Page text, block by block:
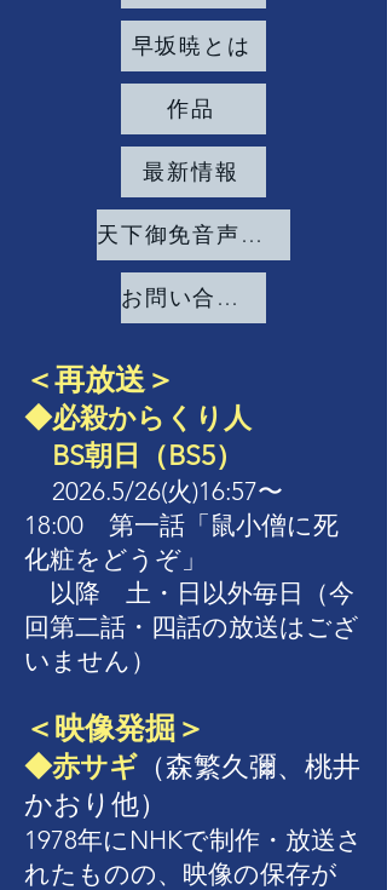
早坂暁とは
作品
最新情報
天下御免音声発掘
お問い合わせ
＜再放送＞
◆必殺からくり人
BS朝日（BS5）
2026.5/26(火)16:57〜
18:00 第一話「鼠小僧に死
化粧をどうぞ」
以降 土・日以外毎日（今
回第二話・四話の放送はござ
いません）
＜映像発掘＞
◆赤サギ （森繁久彌、桃井
かおり他）
1978年にNHKで制作・放送さ
れたものの、映像の保存が